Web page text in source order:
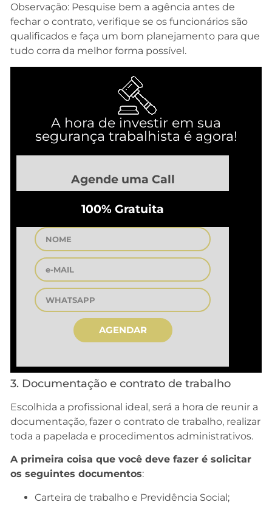
Observação: Pesquise bem a agência antes de
fechar o contrato, verifique se os funcionários são
qualificados e faça um bom planejamento para que
tudo corra da melhor forma possível.
A hora de investir em sua
segurança trabalhista é agora!
Agende uma Call
100% Gratuita
AGENDAR
3. Documentação e contrato de trabalho
Escolhida a profissional ideal, será a hora de reunir a
documentação, fazer o contrato de trabalho, realizar
toda a papelada e procedimentos administrativos.
A primeira coisa que você deve fazer é solicitar
os seguintes documentos:
Carteira de trabalho e Previdência Social;